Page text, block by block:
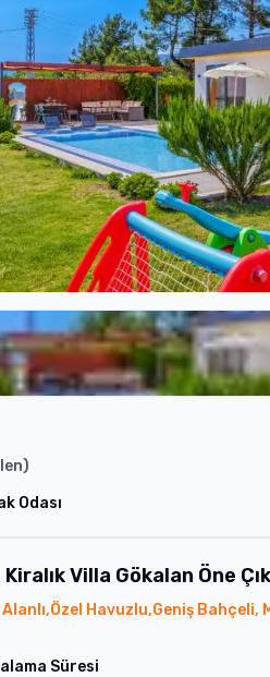
)
Odası
KiralıkVilla Gökalan Öne
Havuzlu,Geniş
Süresi